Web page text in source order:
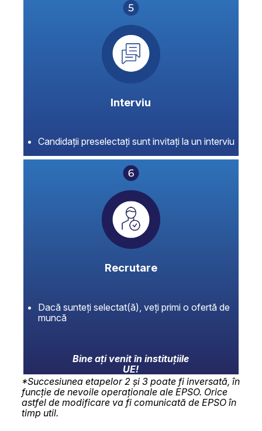
Interviu
Candidații preselectați sunt invitați la un interviu
Recrutare
Dacă sunteți selectat(ă), veți primi o ofertă de
muncă
Bine ați venit în instituțiile
UE!
*Succesiunea etapelor 2 și 3 poate fi inversată, în
funcție de nevoile operaționale ale EPSO. Orice
astfel de modificare va fi comunicată de EPSO în
timp util.